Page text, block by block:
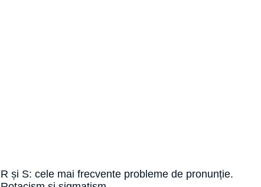
R și S: cele mai frecvente probleme de pronunție.